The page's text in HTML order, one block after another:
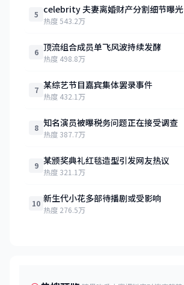
5 celebrity 夫妻离婚财产分割细节曝光
热度 543.2万
6 顶流组合成员单飞风波持续发酵
热度 498.8万
7 某综艺节目嘉宾集体罢录事件
热度 432.1万
8 知名演员被曝税务问题正在接受调查
热度 387.7万
9 某颁奖典礼红毯造型引发网友热议
热度 321.1万
10 新生代小花多部待播剧或受影响
热度 276.5万